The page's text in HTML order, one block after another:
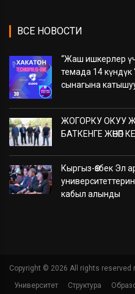
ВСЕ НОВОСТИ
“Жаш ишкерлер
темада 14 күндүк
сынагына
ЖОГОРКУ ОКУУ
БАТКЕНГЕ ЖӨНӨП
Кыргыз-Өзбек Эл
кабыл алынды
Copyright © 2026 All rights reserved
Университет
Структура